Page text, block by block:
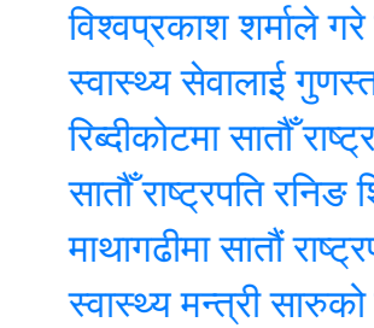
विश्वप्रकाश शर्माले गरे
स्वास्थ्य सेवालाई गुणस्तरीय
रिब्दीकोटमा सातौँ
सातौँ राष्ट्रपति रनिङ
माथागढीमा सातौं राष्ट्रपति
स्वास्थ्य मन्त्री सारुको